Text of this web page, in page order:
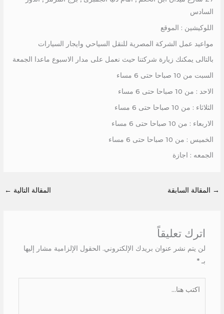
السادس
اللوكيشين : الموقع
مواعيد عمل الشركة المصرية للنقل السياحي وايجار السيارات
بالتالى يمكنك زيارة شركتنا حيث نعمل على مدار الاسبوع ماعدا الجمعة
السبت من 10 صباحا حتى 6 مساء
الاحد : من 10 صباحا حتى 6 مساء
الثلاثاء : من 10 صباحا حتى 6 مساء
الاربعاء : من 10 صباحا حتى 6 مساء
الخميس : من 10 صباحا حتى 6 مساء
الجمعه : اجازة
→ المقالة السابقة المقالة التالية ←
اترك تعليقاً
لن يتم نشر عنوان بريدك الإلكتروني. الحقول الإلزامية مشار إليها
بـ *